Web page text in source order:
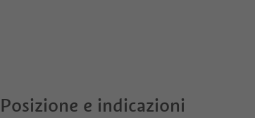
Posizione e indicazioni